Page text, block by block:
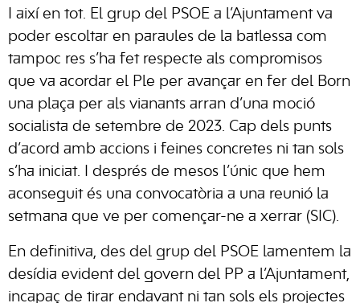
I així en tot. El grup del PSOE a l’Ajuntament va
poder escoltar en paraules de la batlessa com
tampoc res s’ha fet respecte als compromisos
que va acordar el Ple per avançar en fer del Born
una plaça per als vianants arran d’una moció
socialista de setembre de 2023. Cap dels punts
d’acord amb accions i feines concretes ni tan sols
s’ha iniciat. I després de mesos l’únic que hem
aconseguit és una convocatòria a una reunió la
setmana que ve per començar-ne a xerrar (SIC).
En definitiva, des del grup del PSOE lamentem la
desídia evident del govern del PP a l’Ajuntament,
incapaç de tirar endavant ni tan sols els projectes